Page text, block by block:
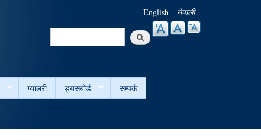
English नेपाली
Search
ग्यालरी ड्यसबोर्ड
सम्पर्क